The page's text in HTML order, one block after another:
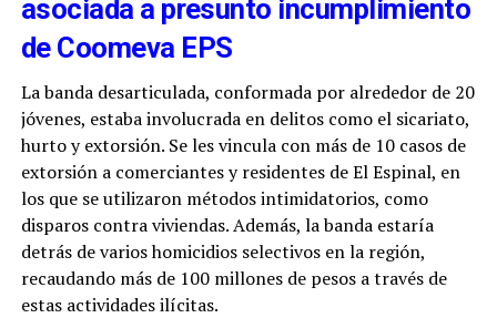
asociada a presunto incumplimiento
de Coomeva EPS
La banda desarticulada, conformada por alrededor de 20
jóvenes, estaba involucrada en delitos como el sicariato,
hurto y extorsión. Se les vincula con más de 10 casos de
extorsión a comerciantes y residentes de El Espinal, en
los que se utilizaron métodos intimidatorios, como
disparos contra viviendas. Además, la banda estaría
detrás de varios homicidios selectivos en la región,
recaudando más de 100 millones de pesos a través de
estas actividades ilícitas.